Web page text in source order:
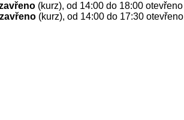
(kurz), od 14:00 do 18:00 otevřeno
zavřeno (kurz), od 14:00 do 17:30 otevřeno